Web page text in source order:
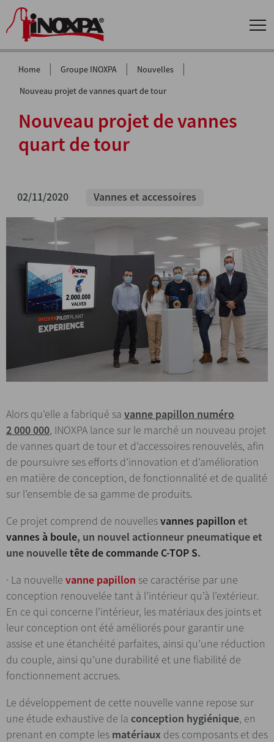
Home | Groupe INOXPA | Nouvelles |
Nouveau projet de vannes quart de tour
Nouveau projet de vannes
quart de tour
02/11/2020 Vannes et accessoires
Alors qu’elle a fabriqué sa vanne papillon numéro
2 000 000, INOXPA lance sur le marché un nouveau projet
de vannes quart de tour et d’accessoires renouvelés, afin
de poursuivre ses efforts d’innovation et d’amélioration
en matière de conception, de fonctionnalité et de qualité
sur l’ensemble de sa gamme de produits.
Ce projet comprend de nouvellesvannes papillon et
vannes à boule, un nouvel actionneur pneumatiqueet
une nouvelletête de commande C-TOP S.
· La nouvelle vanne papillon se caractérise par une
conception renouvelée tant à l’intérieur qu’à l’extérieur.
En ce qui concerne l’intérieur, les matériaux des joints et
leur conception ont été améliorés pour garantir une
assise et une étanchéité parfaites, ainsi qu’une réduction
du couple, ainsi qu’une durabilité et une fiabilité de
fonctionnement accrues.
Le développement de cette nouvelle vanne repose sur
une étude exhaustive de la conception hygiénique, en
prenant en compte les matériaux des composants et des